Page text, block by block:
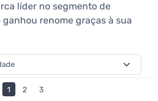
líder no segmento de
renome graças à sua
ingredientes aromáticos
na qualidade e precisão em
Al Haramain oferece
que encantam os
1 2 3